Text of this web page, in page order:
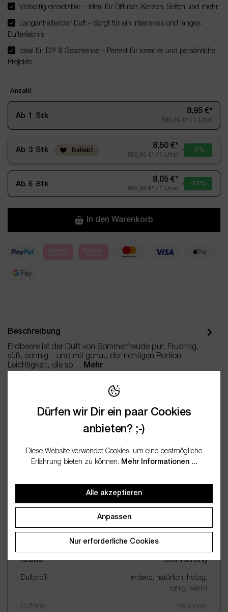
Vielseitig einsetzbar – Ideal für Diffuser, Kerzen, Seifen und mehr
Langanhaltender Duft – Sorgt für ein intensives und langes
Dufterlebnis
Ideal für DIY & Geschenke – Perfekt für kreative und persönliche
Projekte
Anzahl
Ab 1 Stk
8,95 €*
895,00 €* / 1 Liter
Ab 3 Stk Beliebt
8,50 €*
850,00 €* / 1 Liter
-5%
Ab 6 Stk
8,05 €*
805,00 €* / 1 Liter
-10%
In den Warenkorb
Beschreibung
Erdbeere ist der Duft von Sommerfreude pur. Fruchtig,
süß, sonnig – und mit genau der richtigen Portion
Leichtigkeit, die so…
Mehr
Dokumentation
Duftkomposition
Qualität Duftmischung
Duftprofil
erdend, natürlich, holzig,
ruhig, warm
Duftnote Basisnote
Dürfen wir Dir ein paar Cookies
anbieten? ;-)
Diese Website verwendet Cookies, um eine bestmögliche
Erfahrung bieten zu können. Mehr Informationen ...
Alle akzeptieren
Anpassen
Nur erforderliche Cookies